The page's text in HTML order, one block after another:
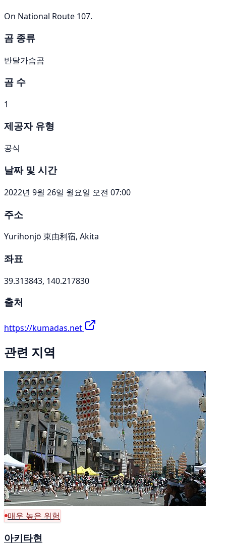
On National Route 107.
곰 종류
반달가슴곰
곰 수
1
제공자 유형
공식
날짜 및 시간
2022년 9월 26일 월요일 오전 07:00
주소
Yurihonjō 東由利宿, Akita
좌표
39.313843, 140.217830
출처
https://kumadas.net
관련 지역
매우 높은 위험
아키타현